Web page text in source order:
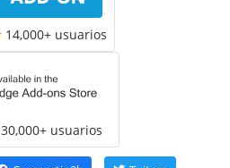
14,000+ usuarios
30,000+ usuarios